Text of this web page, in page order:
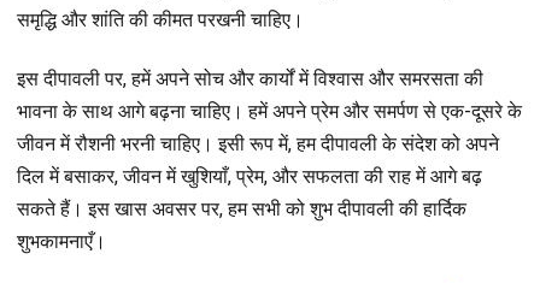
समृद्धि और शांति की कीमत परखनी चाहिए।
इस दीपावली पर, हमें अपने सोच और कार्यों में विश्वास और समरसता की
भावना के साथ आगे बढ़ना चाहिए। हमें अपने प्रेम और समर्पण से एक-दूसरे के
जीवन में रौशनी भरनी चाहिए। इसी रूप में, हम दीपावली के संदेश को अपने
दिल में बसाकर, जीवन में खुशियाँ, प्रेम, और सफलता की राह में आगे बढ़
सकते हैं। इस खास अवसर पर, हम सभी को शुभ दीपावली की हार्दिक
शुभकामनाएँ।